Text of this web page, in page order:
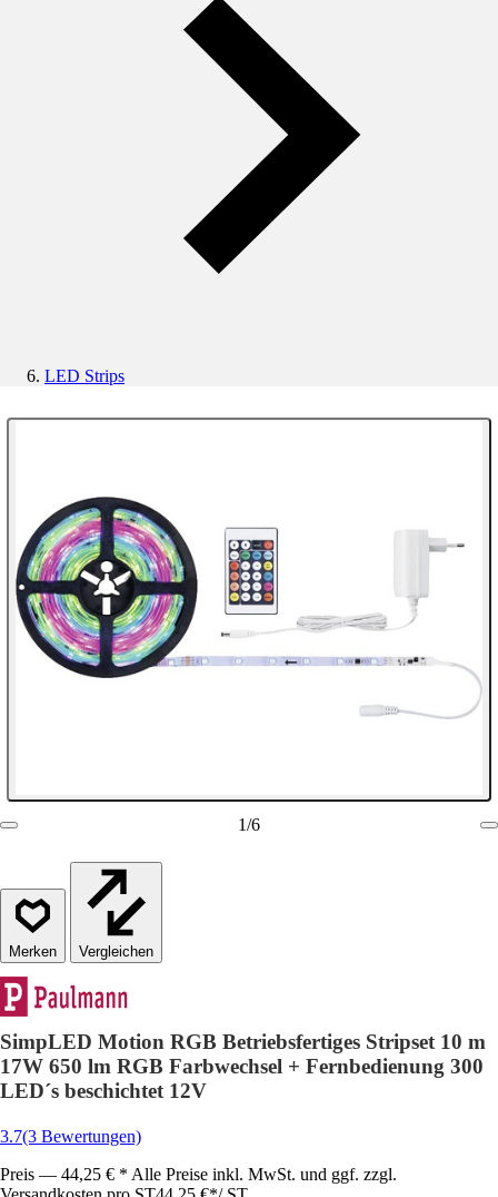
LED Strips
1/6
Vergleichen
SimpLED Motion RGB Betriebsfertiges Stripset 10 m
17W 650 lm RGB Farbwechsel + Fernbedienung 300
LED´s beschichtet 12V
3.7(3 Bewertungen)
Preis — 44,25 € * Alle Preise inkl. MwSt. und ggf. zzgl.